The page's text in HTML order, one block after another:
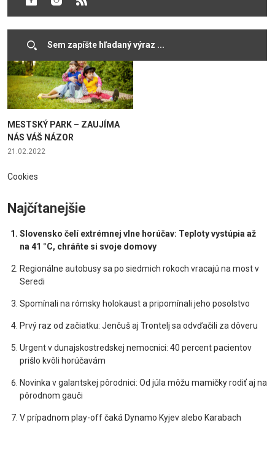
MESTSKÝ PARK – ZAUJÍMA
NÁS VÁŠ NÁZOR
21.02.2022
Cookies
Najčítanejšie
Slovensko čelí extrémnej vlne horúčav: Teploty vystúpia až
na 41 °C, chráňte si svoje domovy
Regionálne autobusy sa po siedmich rokoch vracajú na most v
Seredi
Spomínali na rómsky holokaust a pripomínali jeho posolstvo
Prvý raz od začiatku: Jenčuš aj Trontelj sa odvďačili za dôveru
Urgent v dunajskostredskej nemocnici: 40 percent pacientov
prišlo kvôli horúčavám
Novinka v galantskej pôrodnici: Od júla môžu mamičky rodiť aj na
pôrodnom gauči
V prípadnom play-off čaká Dynamo Kyjev alebo Karabach